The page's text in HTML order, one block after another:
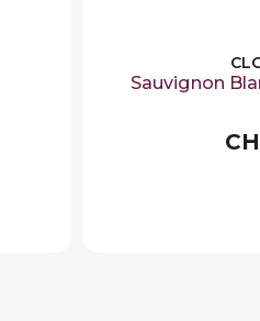
Sauvignon